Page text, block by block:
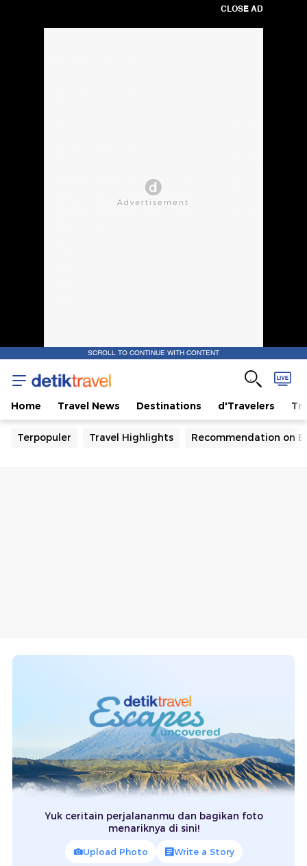
CLOSE AD
SCROLL TO CONTINUE WITH CONTENT
Home Travel News Destinations d'Travelers
Terpopuler Travel Highlights Recommendation on
Yuk ceritain perjalananmu dan bagikan foto
menariknya di sini!
Upload Photo Write a Story